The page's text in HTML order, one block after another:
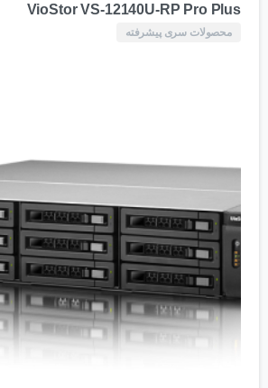
VioStor VS-12140U-RP Pro Plus
محصولات سری پیشرفته